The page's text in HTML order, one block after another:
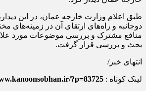
طبق اعلام وزارت خارجه عمان، در این
دوجانبه و راه‌های ارتقای آن در زمینه‌های
منافع مشترک و بررسی موضوعات مورد
بحث و بررسی قرار گرفت.
انتهای خبر/
لینک کوتاه : ?p=83725